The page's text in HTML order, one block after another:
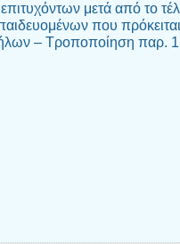
μετά από το
που
– Τροποποίηση παρ.